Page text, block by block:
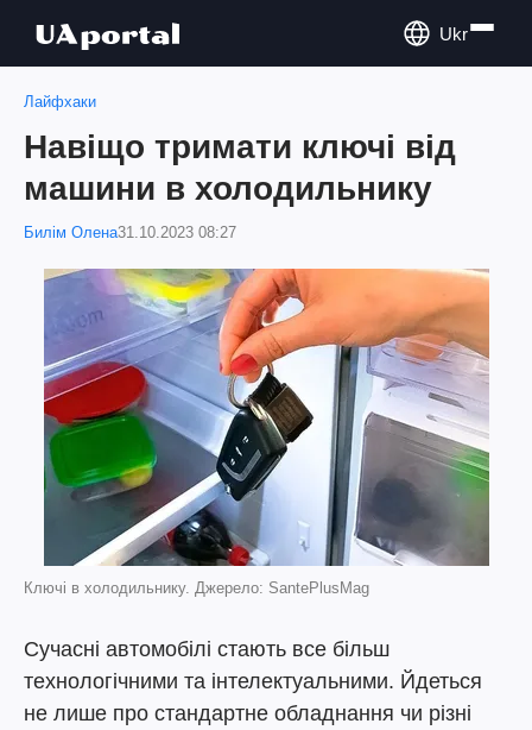
Ukr
Лайфхаки
Навіщо тримати ключі від
машини в холодильнику
Билім Олена31.10.2023 08:27
Ключі в холодильнику. Джерело: SantePlusMag
Сучасні автомобілі стають все більш
технологічними та інтелектуальними. Йдеться
не лише про стандартне обладнання чи різні